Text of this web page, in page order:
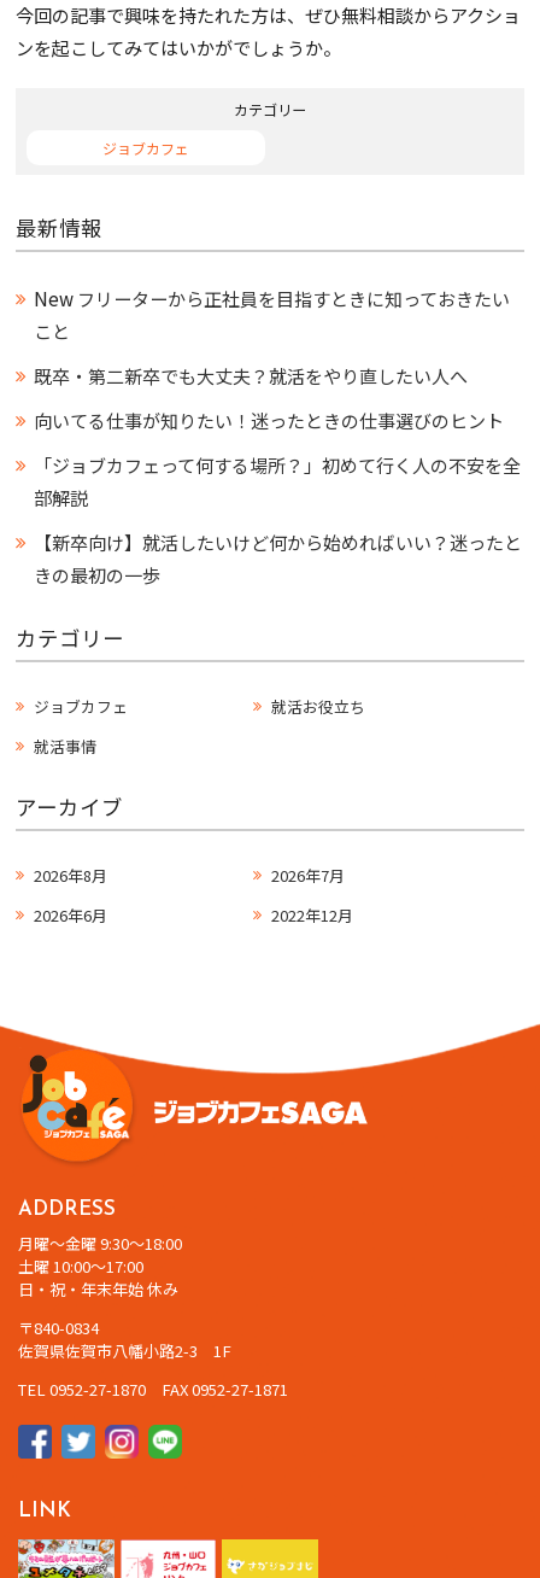
今回の記事で興味を持たれた方は、ぜひ無料相談からアクショ
ンを起こしてみてはいかがでしょうか。
カテゴリー
ジョブカフェ
最新情報
New フリーターから正社員を目指すときに知っておきたい
こと
既卒・第二新卒でも大丈夫？就活をやり直したい人へ
向いてる仕事が知りたい！迷ったときの仕事選びのヒント
「ジョブカフェって何する場所？」初めて行く人の不安を全
部解説
【新卒向け】就活したいけど何から始めればいい？迷ったと
きの最初の一歩
カテゴリー
ジョブカフェ
就活お役立ち
就活事情
アーカイブ
2026年8月
2026年7月
2026年6月
2022年12月
ADDRESS
月曜～金曜 9:30～18:00
土曜 10:00～17:00
日・祝・年末年始 休み
〒840-0834
佐賀県佐賀市八幡小路2-3 1F
TEL 0952-27-1870 FAX 0952-27-1871
LINK